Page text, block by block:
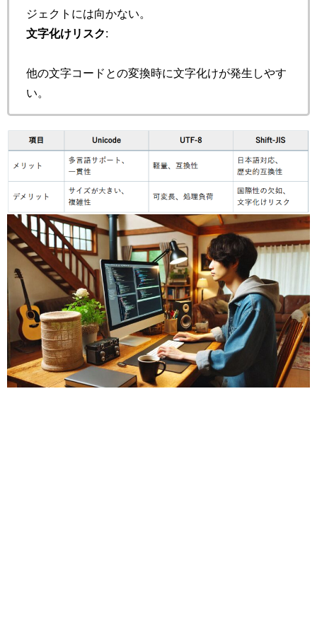
ジェクトには向かない。
文字化けリスク:
他の文字コードとの変換時に文字化けが発生しやす
い。